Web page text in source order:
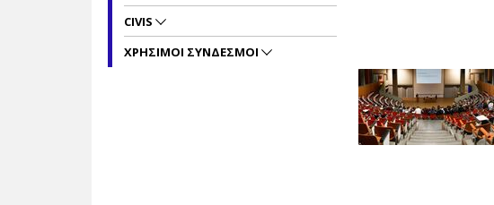
CIVIS
ΧΡΗΣΙΜΟΙ ΣΥΝΔΕΣΜΟΙ